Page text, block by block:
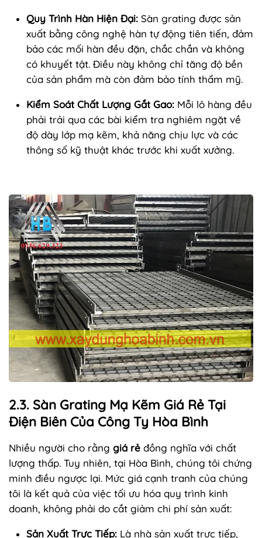
Quy Trình Hàn Hiện Đại: Sàn grating được sản
xuất bằng công nghệ hàn tự động tiên tiến, đảm
bảo các mối hàn đều đặn, chắc chắn và không
có khuyết tật. Điều này không chỉ tăng độ bền
của sản phẩm mà còn đảm bảo tính thẩm mỹ.
Kiểm Soát Chất Lượng Gắt Gao: Mỗi lô hàng đều
phải trải qua các bài kiểm tra nghiêm ngặt về
độ dày lớp mạ kẽm, khả năng chịu lực và các
thông số kỹ thuật khác trước khi xuất xưởng.
2.3. Sàn Grating Mạ Kẽm Giá Rẻ Tại
Điện Biên Của Công Ty Hòa Bình
Nhiều người cho rằng giá rẻ đồng nghĩa với chất
lượng thấp. Tuy nhiên, tại Hòa Bình, chúng tôi chứng
minh điều ngược lại. Mức giá cạnh tranh của chúng
tôi là kết quả của việc tối ưu hóa quy trình kinh
doanh, không phải do cắt giảm chi phí sản xuất:
Sản Xuất Trực Tiếp: Là nhà sản xuất trực tiếp,